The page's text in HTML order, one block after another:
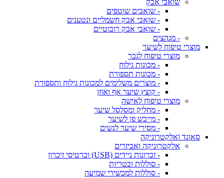
שואבי אבק
- שואבים שוטפים
- שואבי אבק חשמליים ונטענים
- שואבי אבק רובוטיים
- מגהצים
מוצרי טיפוח לשיער
מוצרי טיפוח לגבר
- מכונות גילוח
- מכונות תספורת
- מוצרים משלימים למכונות גילוח ותספורת
- קוצץ שיער אף ואוזן
מוצרי טיפוח לאישה
- מחליק ומסלסל שיער
- מייבש פן לשיער
- מסירי שיער לנשים
סאונד ואלקטרוניקה
אלקטרוניקה ואביזרים
- זכרונות ניידים (USB) וכרטיסי זיכרון
- סוללות ובטריות
- סוללות למכשירי שמיעה